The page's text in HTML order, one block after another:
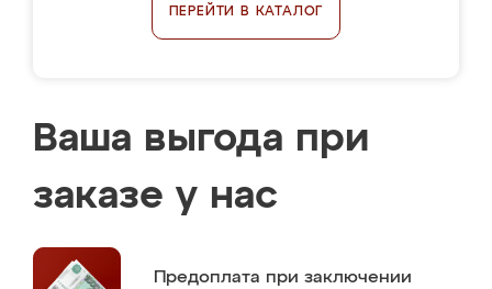
ПЕРЕЙТИ В КАТАЛОГ
Ваша выгода при
заказе у нас
Предоплата при заключении